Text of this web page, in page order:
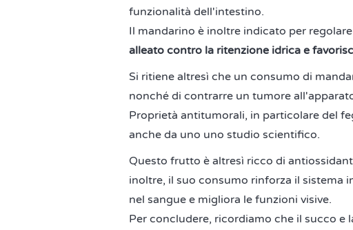
funzionalità dell'intestino.
Il mandarino è inoltre indicato per
alleato contro la ritenzione idrica e
Si ritiene altresì che un consumo di
nonché di contrarre un tumore
Proprietà antitumorali, in particolare del
anche da uno uno studio scientifico.
Questo frutto è altresì ricco di
inoltre, il suo consumo rinforza il sistema
nel sangue e migliora le funzioni visive.
Per concludere, ricordiamo che il succo